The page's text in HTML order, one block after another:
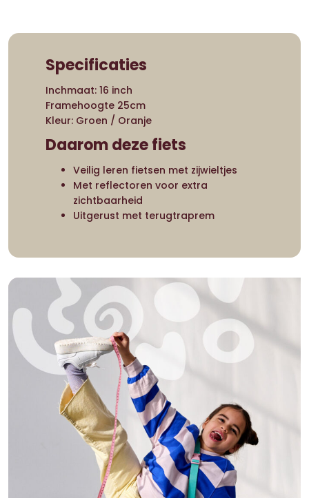
Specificaties
Inchmaat: 16 inch
Framehoogte 25cm
Kleur: Groen / Oranje
Daarom deze fiets
Veilig leren fietsen met zijwieltjes
Met reflectoren voor extra
zichtbaarheid
Uitgerust met terugtraprem